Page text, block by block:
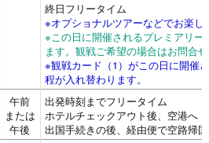
終日フリータイム
※オプショナルツアーなどでお楽し
※この日に開催されるプレミアリ
ます。観戦ご希望の場合はお問合
※観戦カード（1）がこの日に開催
程が入れ替わります。
午前
または
午後
出発時刻までフリータイム
ホテルチェックアウト後、空港へ
出国手続きの後、経由便で空路帰